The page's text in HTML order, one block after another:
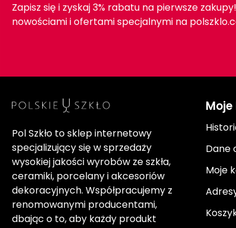
Zapisz się i zyskaj 3% rabatu na pierwsze
nowościami i ofertami specjalnymi na
Pol Szkło to sklep internetowy
specjalizujący się w sprzedaży
wysokiej jakości wyrobów ze szkła,
ceramiki, porcelany i akcesoriów
dekoracyjnych. Współpracujemy z
renomowanymi producentami,
dbając o to, aby każdy produkt
Dane
Moje